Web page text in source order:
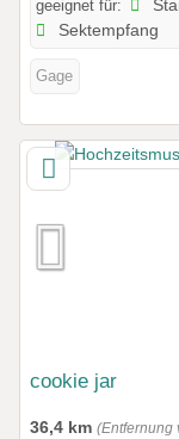
geeignet für:
Sektempfang
Gage
cookie jar
36,4 km (Entfernung